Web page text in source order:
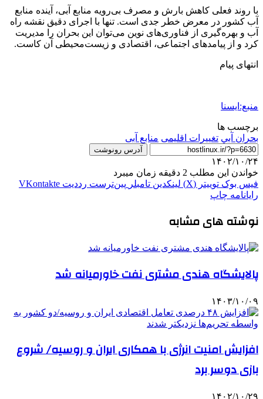
با روند فعلی کاهش بارش و مصرف بی‌رویه منابع آبی، آینده منابع
آب کشور در معرض خطر جدی است. تنها با اجرای دقیق نقشه راه
آب و بهره‌گیری از فناوری‌های نوین می‌توان این بحران را مدیریت
کرد و از پیامدهای اجتماعی، اقتصادی و زیست‌محیطی آن کاست.
انتهای پیام
منبع:ایسنا
برچسب ها
بحران آبي تغییرات اقلیمی منابع آبی
آدرس رونوشت
۱۴۰۲/۱۰/۲۴
خواندن این مطلب 2 دقیقه زمان میبرد
فیس بوک توییتر (X) لینکدین ‫تامبلر ‫پین‌ترست ‫رددیت ‫VKontakte
رایانامه چاپ
نوشته های مشابه
پالایشگاه هندی مشتری نفت خاورمیانه شد
۱۴۰۳/۱۰/۰۹
افزایش امنیت انرژی با همکاری ایران و روسیه/ شروع
بازی دوسر برد
۱۴۰۲/۱۰/۲۹